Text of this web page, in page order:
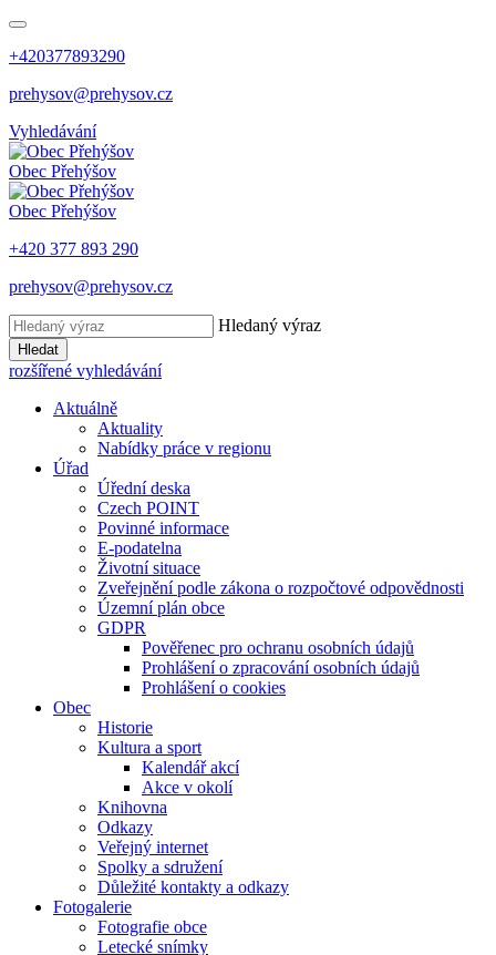
+420377893290
prehysov@prehysov.cz
Vyhledávání
Obec Přehýšov
Obec Přehýšov
+420 377 893 290
prehysov@prehysov.cz
Hledaný výraz
Hledat
rozšířené vyhledávání
Aktuálně
Aktuality
Nabídky práce v regionu
Úřad
Úřední deska
Czech POINT
Povinné informace
E-podatelna
Životní situace
Zveřejnění podle zákona o rozpočtové odpovědnosti
Územní plán obce
GDPR
Pověřenec pro ochranu osobních údajů
Prohlášení o zpracování osobních údajů
Prohlášení o cookies
Obec
Historie
Kultura a sport
Kalendář akcí
Akce v okolí
Knihovna
Odkazy
Veřejný internet
Spolky a sdružení
Důležité kontakty a odkazy
Fotogalerie
Fotografie obce
Letecké snímky